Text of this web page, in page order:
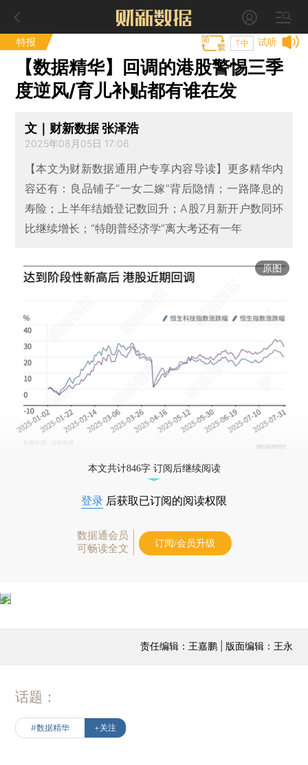
特报 试听
T中
【数据精华】回调的港股警惕三季
度逆风/育儿补贴都有谁在发
文｜财新数据 张泽浩
2025年08月05日 17:06
【本文为财新数据通用户专享内容导读】更多精华内
容还有：良品铺子“一女二嫁”背后隐情；一路降息的
寿险；上半年结婚登记数回升；A股7月新开户数同环
比继续增长；“特朗普经济学”离大考还有一年
原图
本文共计846字 订阅后继续阅读
登录 后获取已订阅的阅读权限
数据通会员
可畅读全文
订阅/会员升级
责任编辑：王嘉鹏 | 版面编辑：王永
话题：
#数据精华 +关注